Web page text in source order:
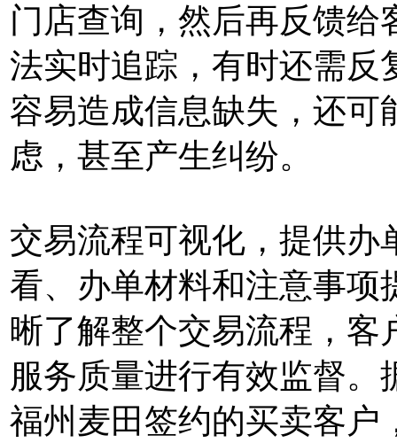
门店查询，然后再反馈
法实时追踪，有时还需反
容易造成信息缺失，还可
虑，甚至产生纠纷。
交易流程可视化，提供办
看、办单材料和注意事项
晰了解整个交易流程，客
服务质量进行有效监督。
福州麦田签约的买卖客户